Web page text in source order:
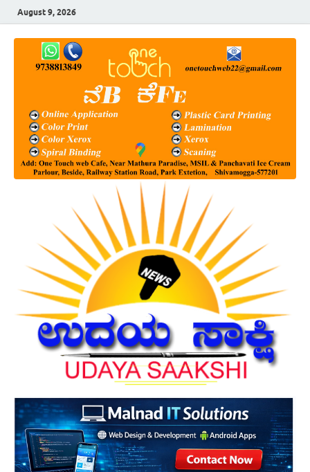
August 9, 2026